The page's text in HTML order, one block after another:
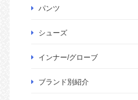
パンツ
シューズ
インナー/グローブ
ブランド別紹介